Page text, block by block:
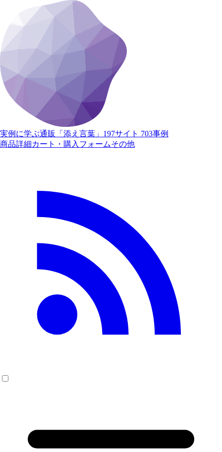
実例に学ぶ通販「添え言葉」 197サイト 703事例
商品詳細カート・購入 フォームその他